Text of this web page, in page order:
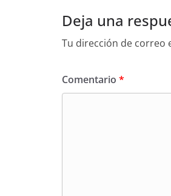
Deja una
Tu dirección de correo
Comentario *